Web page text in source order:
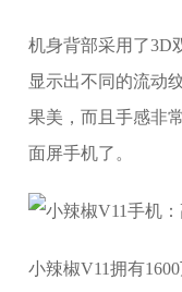
机身背部采用了3D
显示出不同的流动
果美，而且手感非
面屏手机了。
小辣椒V11拥有